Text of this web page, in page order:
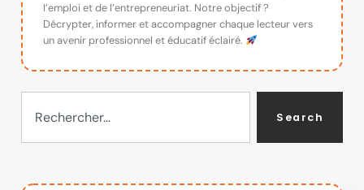
l’emploi et de l’entrepreneuriat. Notre objectif ?
Décrypter, informer et accompagner chaque lecteur vers
un avenir professionnel et éducatif éclairé.
Search